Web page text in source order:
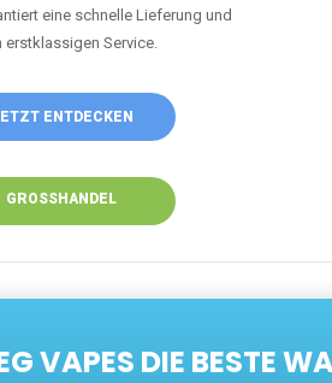
eine schnelle Lieferung und
erstklassigen Service.
ENTDECKEN
GROSSHANDEL
VAPES DIE BESTE